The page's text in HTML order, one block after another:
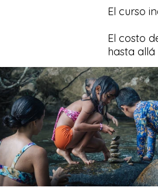
El curso
El costo
hasta